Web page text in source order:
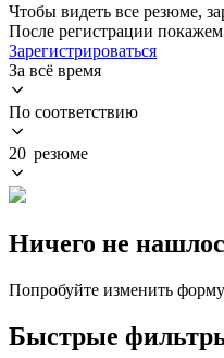
Чтобы видеть все резюме,
После регистрации
Зарегистрироваться
За всё время
По соответствию
20 резюме
Ничего не
Попробуйте изменить
Быстрые